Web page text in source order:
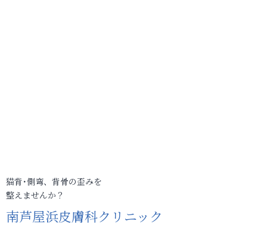
猫背･側弯、背骨の歪みを
整えませんか？
南芦屋浜皮膚科クリニック